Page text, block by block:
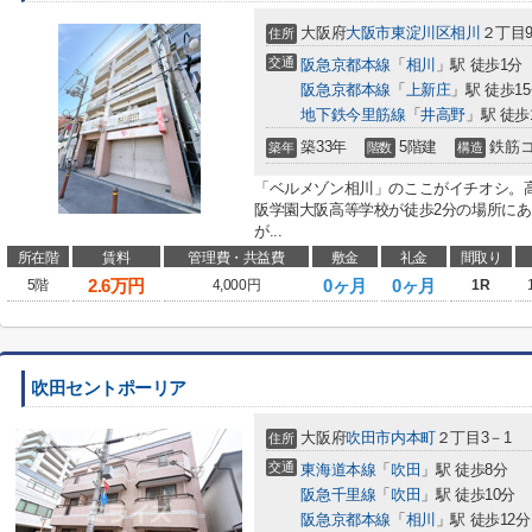
住所 大阪府大阪市東淀川区相川 ２丁目
交通 阪急京都本線 「 相川 」駅 徒歩1分
阪急京都本線 「 上新庄」駅 徒歩
地下鉄今里筋線 「井高野 」駅 徒
築年 築33年 階数 5階建 構造 鉄筋
「ベルメゾン相川」のここがイチオシ
阪学園大阪高等学校が徒歩2分の場所に
が...
所在階 賃料 管理費・共益費 敷金 礼金
間取り
5階
2.6万円 4,000円 0ヶ月 0ヶ月 1R
吹田セントポーリア
住所 大阪府吹田市内本町２丁目3－1
交通 東海道本線 「 吹田 」駅 徒歩8分
阪急千里線 「 吹田 」駅 徒歩10分
阪急京都本線 「 相川 」駅 徒歩12分